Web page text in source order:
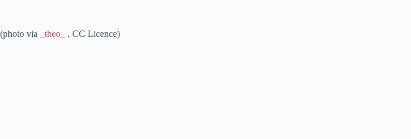
(photo via _theo_ , CC Licence)